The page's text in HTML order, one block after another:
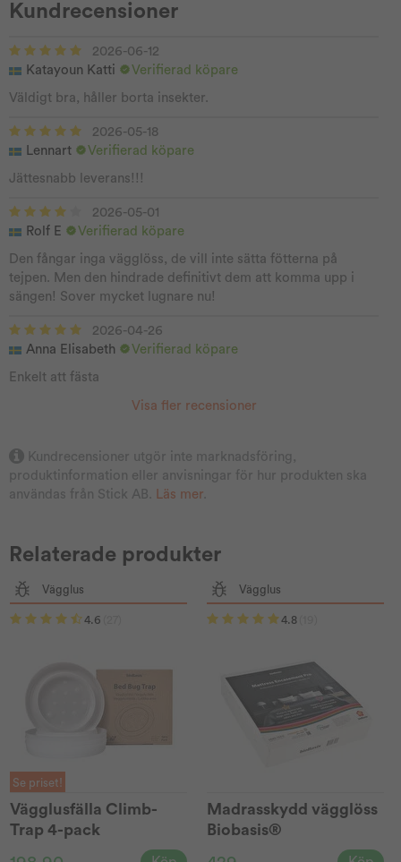
Kundrecensioner
2026-06-12
Katayoun Katti
Verifierad köpare
Väldigt bra, håller borta insekter.
2026-05-18
Lennart
Verifierad köpare
Jättesnabb leverans!!!
2026-05-01
Rolf E
Verifierad köpare
Den fångar inga vägglöss, de vill inte sätta fötterna på
tejpen. Men den hindrade definitivt dem att komma upp i
sängen! Sover mycket lugnare nu!
2026-04-26
Anna Elisabeth
Verifierad köpare
Enkelt att fästa
Visa fler recensioner
Kundrecensioner utgör inte marknadsföring,
produktinformation eller anvisningar för hur produkten ska
användas från Stick AB.
Läs mer
Relaterade produkter
Vägglus
4.6
Se priset!
Vägglusfälla Climb-
Trap 4-pack
Vägglus
4.8
Madrasskydd vägglöss
Biobasis®